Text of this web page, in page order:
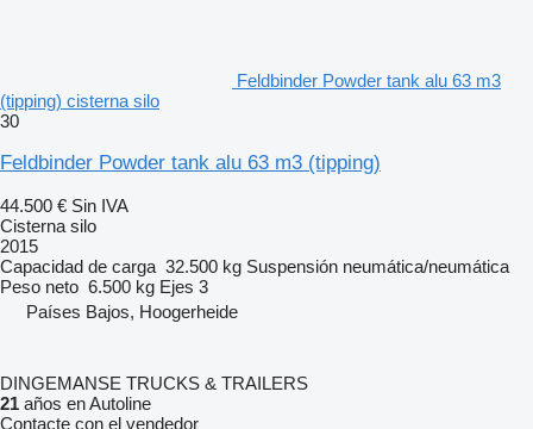
Feldbinder Powder tank alu 63 m3
(tipping) cisterna silo
30
Feldbinder Powder tank alu 63 m3 (tipping)
44.500 € Sin IVA
Cisterna silo
2015
Capacidad de carga 32.500 kg Suspensión neumática/neumática
Peso neto 6.500 kg Ejes 3
Países Bajos, Hoogerheide
DINGEMANSE TRUCKS & TRAILERS
21 años en Autoline
Contacte con el vendedor